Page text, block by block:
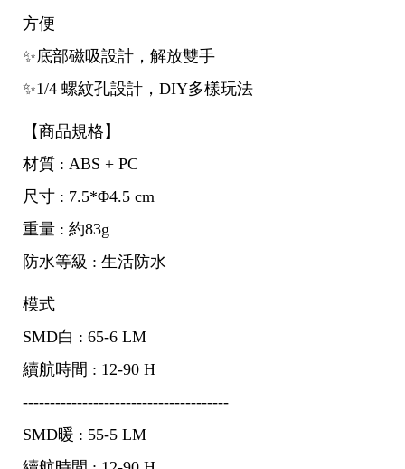
方便
✨底部磁吸設計，解放雙手
✨1/4 螺紋孔設計，DIY多樣玩法
【商品規格】
材質 : ABS + PC
尺寸 : 7.5*Φ4.5 cm
重量 : 約83g
防水等級 : 生活防水
模式
SMD白 : 65-6 LM
續航時間 : 12-90 H
--------------------------------------
SMD暖 : 55-5 LM